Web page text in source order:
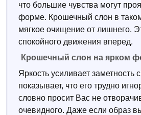
что большие чувства могут
форме. Крошечный слон в
мягкое очищение от лишнего.
спокойного движения вперед.
Крошечный слон на ярком
Яркость усиливает заметность
показывает, что его трудно
словно просит Вас не
очевидного. Даже если образ